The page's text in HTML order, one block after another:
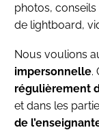
photos,
de lightboard,
Nous voulions
impersonnelle.
régulièrement
et dans les
de